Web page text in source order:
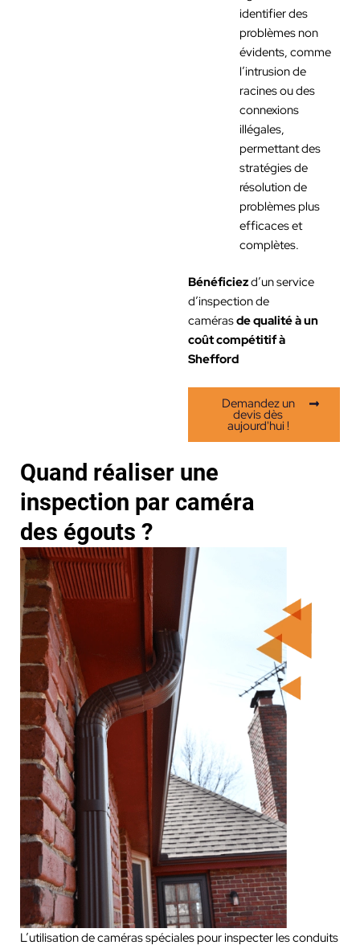
identifier des
problèmes non
évidents, comme
l’intrusion de
racines ou des
connexions
illégales,
permettant des
stratégies de
résolution de
problèmes plus
efficaces et
complètes.
Bénéficiezd’un service
d’inspection de
camérasdequalité à un
coût compétitif à
Shefford
Demandez un
devis dès
aujourd'hui !
Quand réaliser une
inspection par caméra
des égouts ?
L’utilisation de caméras spéciales pour inspecter les conduits